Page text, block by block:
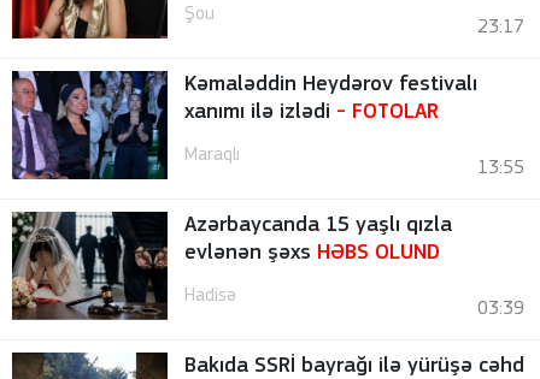
Şou
23:17
Kəmaləddin Heydərov festivalı
xanımı ilə izlədi - FOTOLAR
Maraqlı
13:55
Azərbaycanda 15 yaşlı qızla
evlənən şəxs HƏBS OLUND
Hadisə
03:39
Bakıda SSRİ bayrağı ilə yürüşə cəhd